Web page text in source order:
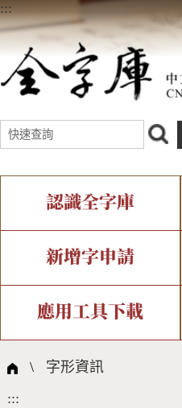
:::
認識全字庫
全字庫介紹
中文碼介紹
國際字碼相關組織
IDS查詢
複合查詢
筆畫查詢
新增字申請
新字申請處理流程
字形即時顯示
全字庫授權
應用工具下載
個人電腦造字處理工具
問題集
\ 字形資訊
:::